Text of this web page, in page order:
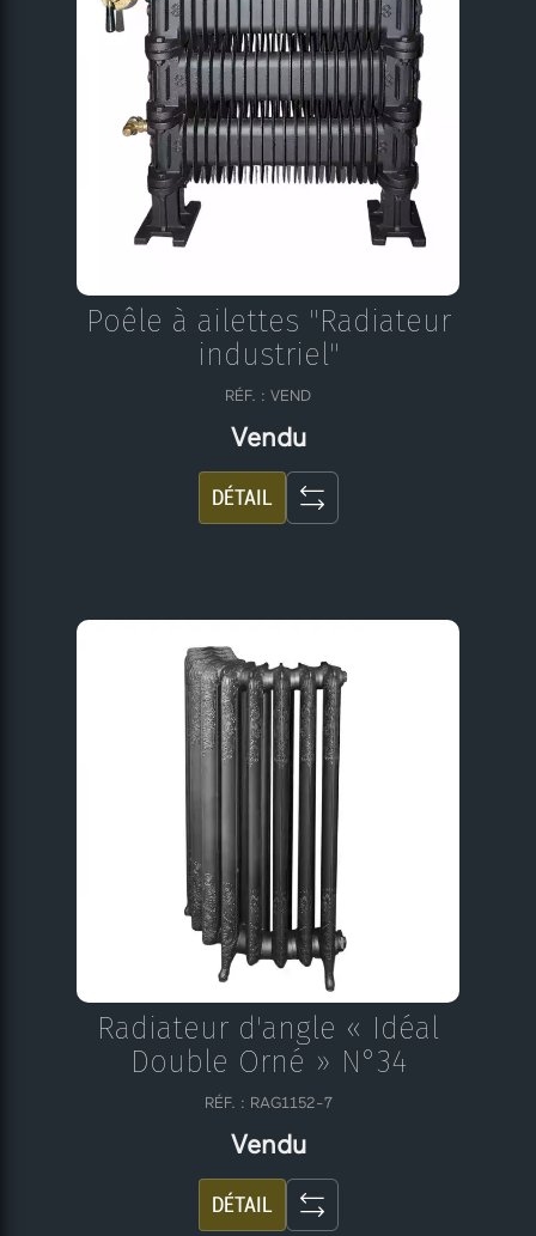
Poêle à ailettes "Radiateur
industriel"
RÉF. : VEND
Vendu
DÉTAIL
Radiateur d'angle « Idéal
Double Orné » N°34
RÉF. : RAG1152-7
Vendu
DÉTAIL